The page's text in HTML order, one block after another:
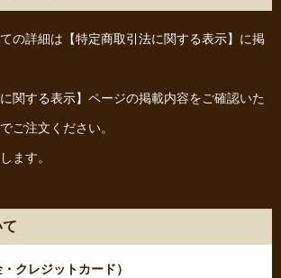
の詳細は 【特定商取引法に関する表示】 に掲
関する表示】 ページの掲載内容をご確認いた
ご注文ください。
ます。
クレジットカード）